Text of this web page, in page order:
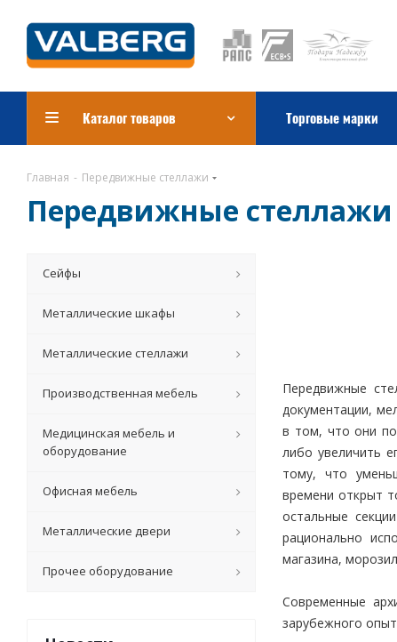
Каталог товаров Торговые марки
Главная - Передвижные стеллажи
Передвижные стеллажи
Передвижные
документации,
в том, что они
либо увеличить
тому, что
времени открыт
остальные
рационально
магазина,
Современные
зарубежного
Сейфы
Металлические шкафы
Металлические стеллажи
Производственная мебель
Медицинская мебель и
оборудование
Офисная мебель
Металлические двери
Прочее оборудование